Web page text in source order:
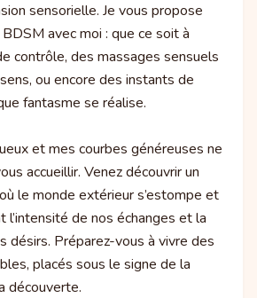
sensorielle. Je vous propose
avec moi : que ce soit à
contrôle, des massages sensuels
ou encore des instants de
fantasme se réalise.
et mes courbes généreuses ne
accueillir. Venez découvrir un
le monde extérieur s’estompe et
l’intensité de nos échanges et la
désirs. Préparez-vous à vivre des
placés sous le signe de la
découverte.